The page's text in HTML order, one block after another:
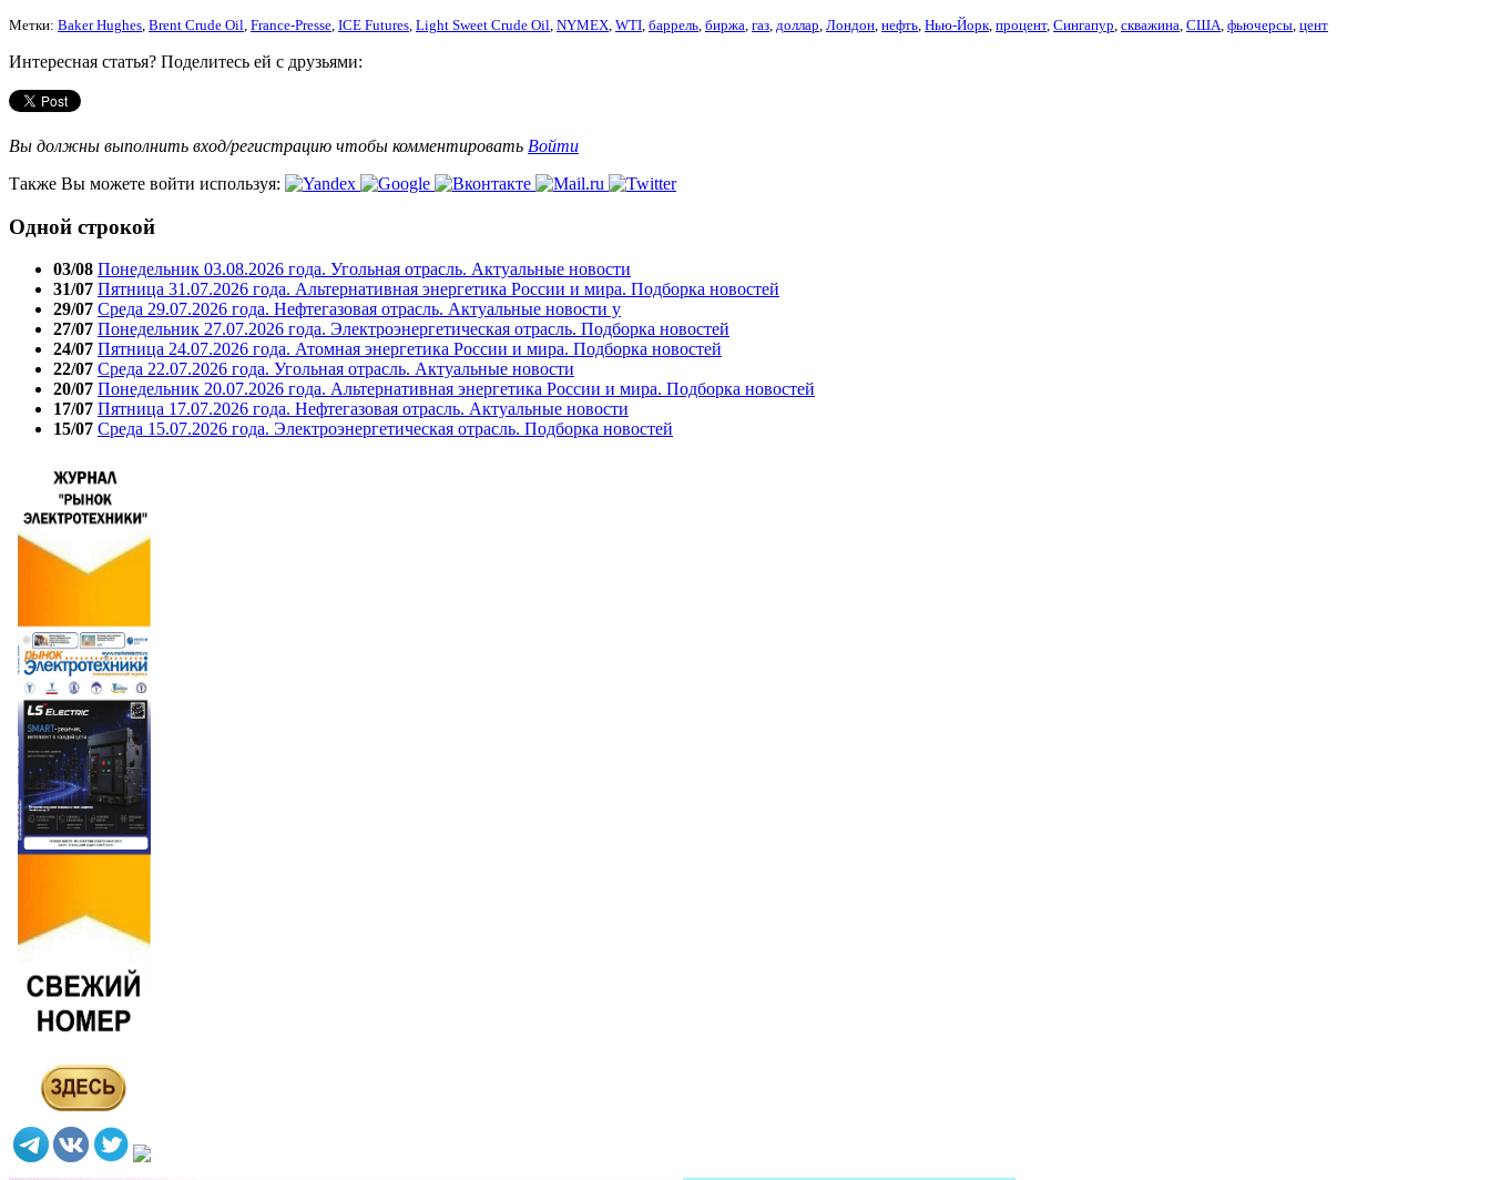
Метки: Baker Hughes, Brent Crude Oil, France-Presse, ICE Futures, Light Sweet Crude Oil, NYMEX, WTI, баррель, биржа, газ, доллар, Лондон, нефть, Нью-Йорк, процент, Сингапур, скважина, США, фьючерсы, цент
Интересная статья? Поделитесь ей с друзьями:
Вы должны выполнить вход/регистрацию чтобы комментировать Войти
Также Вы можете войти используя:
Одной строкой
03/08 Понедельник 03.08.2026 года. Угольная отрасль. Актуальные новости
31/07 Пятница 31.07.2026 года. Альтернативная энергетика России и мира. Подборка новостей
29/07 Среда 29.07.2026 года. Нефтегазовая отрасль. Актуальные новости у
27/07 Понедельник 27.07.2026 года. Электроэнергетическая отрасль. Подборка новостей
24/07 Пятница 24.07.2026 года. Атомная энергетика России и мира. Подборка новостей
22/07 Среда 22.07.2026 года. Угольная отрасль. Актуальные новости
20/07 Понедельник 20.07.2026 года. Альтернативная энергетика России и мира. Подборка новостей
17/07 Пятница 17.07.2026 года. Нефтегазовая отрасль. Актуальные новости
15/07 Среда 15.07.2026 года. Электроэнергетическая отрасль. Подборка новостей